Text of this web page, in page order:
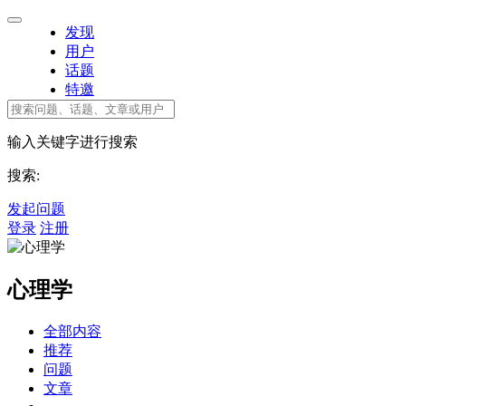
发现
用户
话题
特邀
输入关键字进行搜索
搜索:
发起问题
登录 注册
心理学
全部内容
推荐
问题
文章